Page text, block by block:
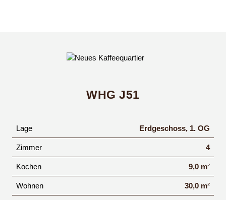
WHG J51
Lage Erdgeschoss, 1. OG
Zimmer 4
Kochen 9,0 m²
Wohnen 30,0 m²